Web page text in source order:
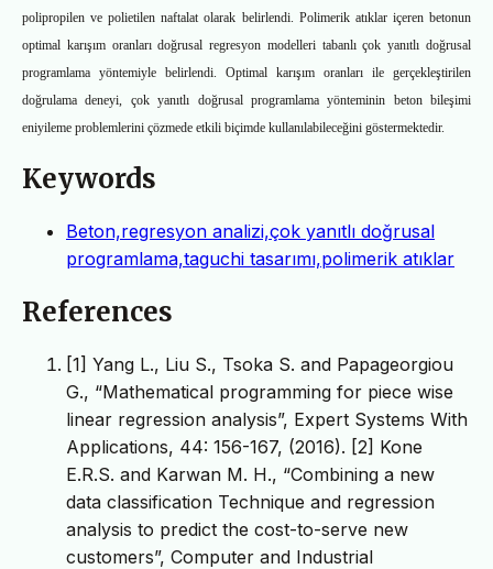
polipropilen ve polietilen naftalat olarak belirlendi. Polimerik atıklar içeren betonun
optimal karışım oranları doğrusal regresyon modelleri tabanlı çok yanıtlı doğrusal
programlama yöntemiyle belirlendi. Optimal karışım oranları ile gerçekleştirilen
doğrulama deneyi, çok yanıtlı doğrusal programlama yönteminin beton bileşimi
eniyileme problemlerini çözmede etkili biçimde kullanılabileceğini göstermektedir.
Keywords
Beton,regresyon analizi,çok yanıtlı doğrusal
programlama,taguchi tasarımı,polimerik atıklar
References
[1] Yang L., Liu S., Tsoka S. and Papageorgiou
G., “Mathematical programming for piece wise
linear regression analysis”, Expert Systems With
Applications, 44: 156-167, (2016). [2] Kone
E.R.S. and Karwan M. H., “Combining a new
data classification Technique and regression
analysis to predict the cost-to-serve new
customers”, Computer and Industrial